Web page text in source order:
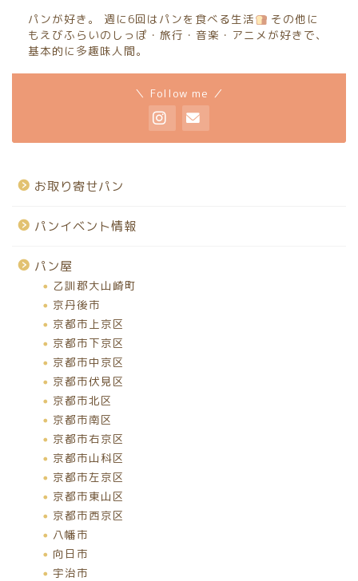
パンが好き。 週に6回はパンを食べる生活
その他に
もえびふらいのしっぽ・旅行・音楽・アニメが好きで、
基本的に多趣味人間。
＼ Follow me ／
お取り寄せパン
パンイベント情報
パン屋
乙訓郡大山崎町
京丹後市
京都市上京区
京都市下京区
京都市中京区
京都市伏見区
京都市北区
京都市南区
京都市右京区
京都市山科区
京都市左京区
京都市東山区
京都市西京区
八幡市
向日市
宇治市